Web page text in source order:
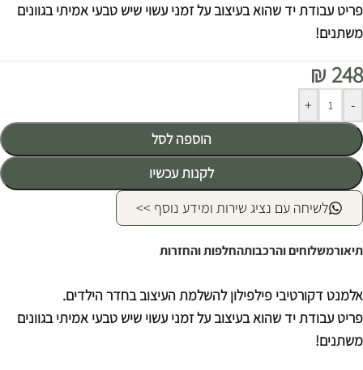
פריט עבודת יד שהוא בעיצוב על זמני עשוי שיש טבעי אמיתי בגוונים
משתנים!
₪ 248
-
+
הוספה לסל
לקנות עכשיו
Alternative:
לשיחה עם נציג שירות ומידע נוסף >>
תיאורמשלוחים והרכבותהחלפות והחזרות
אלמנט דקורטיבי פילפילון להשלמת העיצוב בחדר הילדים.
פריט עבודת יד שהוא בעיצוב על זמני עשוי שיש טבעי אמיתי בגוונים
משתנים!